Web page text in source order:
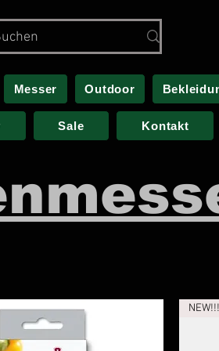
Messer Outdoor
Sale Kontakt
NEW!!!